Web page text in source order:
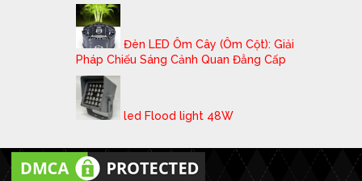
Đèn LED Ôm Cây (Ôm Cột): Giải
Pháp Chiếu Sáng Cảnh Quan Đẳng Cấp
led Flood light 48W